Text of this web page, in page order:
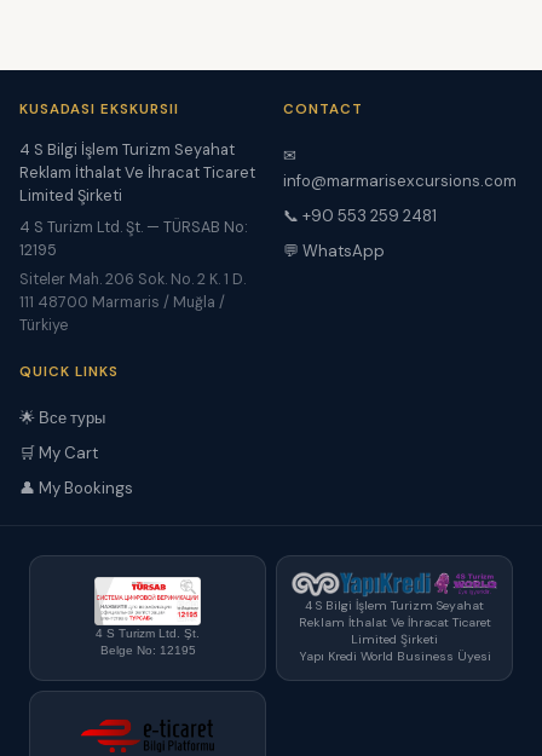
KUSADASI EKSKURSII
4 S Bilgi İşlem Turizm Seyahat
Reklam İthalat Ve İhracat Ticaret
Limited Şirketi
4 S Turizm Ltd. Şt. — TÜRSAB No:
12195
Siteler Mah. 206 Sok. No. 2 K. 1 D.
111 48700 Marmaris / Muğla /
Türkiye
CONTACT
✉
info@marmarisexcursions.com
📞 +90 553 259 2481
💬 WhatsApp
QUICK LINKS
🌟 Все туры
🛒 My Cart
👤 My Bookings
4 S Turizm Ltd. Şt.
Belge No: 12195
4 S Bilgi İşlem Turizm Seyahat
Reklam İthalat Ve İhracat Ticaret
Limited Şirketi
Yapı Kredi World Business Üyesi